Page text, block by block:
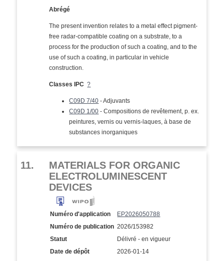
Abrégé
The present invention relates to a metal effect pigment-
free radar-compatible coating on a substrate, to a
process for the production of such a coating, and to the
use of such a coating, in particular in vehicle
construction.
Classes IPC ?
C09D 7/40 - Adjuvants
C09D 1/00 - Compositions de revêtement, p. ex.
peintures, vernis ou vernis-laques, à base de
substances inorganiques
11.
MATERIALS FOR ORGANIC
ELECTROLUMINESCENT
DEVICES
Numéro d'application
EP2026050788
Numéro de publication 2026/153982
Statut
Délivré - en vigueur
Date de dépôt
2026-01-14